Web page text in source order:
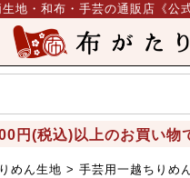
地・和布・手芸の通販店《公
円(税込)以上のお買い物
めん生地
手芸用一越ちりめ